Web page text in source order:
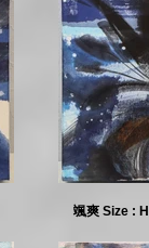
颯爽 Size :